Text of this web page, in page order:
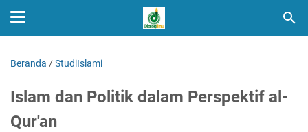
Beranda /StudiIslami
Islam dan Politik dalam Perspektif al-
Qur'an